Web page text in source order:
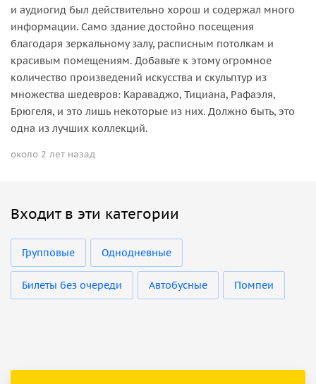
и аудиогид был действительно хорош и содержал много
информации. Само здание достойно посещения
благодаря зеркальному залу, расписным потолкам и
красивым помещениям. Добавьте к этому огромное
количество произведений искусства и скульптур из
множества шедевров: Караваджо, Тициана, Рафаэля,
Брюгеля, и это лишь некоторые из них. Должно быть, это
одна из лучших коллекций.
около 2 лет назад
Входит в эти категории
Групповые Однодневные
Билеты без очереди Автобусные Помпеи